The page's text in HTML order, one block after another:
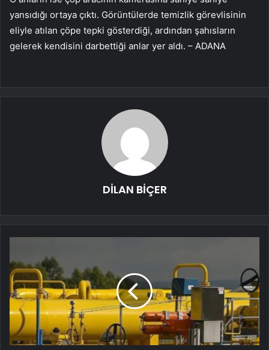
yansıdığı ortaya çıktı. Görüntülerde temizlik görevlisinin
eliyle atılan çöpe tepki gösterdiği, ardından şahısların
gelerek kendisini darbettiği anlar yer aldı. – ADANA
DİLAN BİÇER